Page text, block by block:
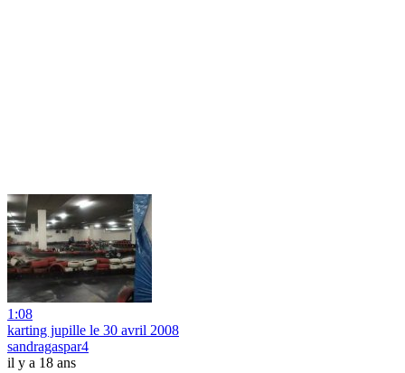
1:08
karting jupille le 30 avril 2008
sandragaspar4
il y a 18 ans